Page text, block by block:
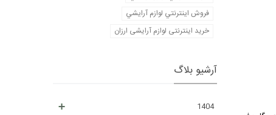
فروش اينترنتي لوازم آرايشي
خرید اینترنتی لوازم آرایشی ارزان
آرشیو بلاگ
1404